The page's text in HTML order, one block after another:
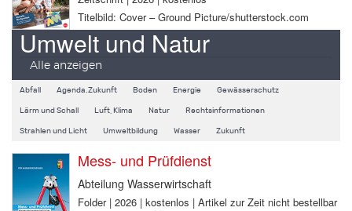
Titelbild: Cover – Ground Picture/shutterstock.com
Umwelt und Natur
Alle anzeigen
Abfall Agenda.Zukunft Boden Energie Gewässerschutz
Lärm und Schall Luft, Klima Natur Rechtsinformationen
Strahlen und Licht Umweltbildung Wasser Zukunft
Mess- und Prüfdienst
Abteilung Wasserwirtschaft
Folder | 2026 | kostenlos | Artikel zur Zeit nicht bestellbar